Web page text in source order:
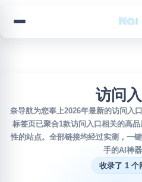
访问
奈导航为您奉上2026年最新的访问入
标签页已聚合1款访问入口相关的高
性的站点。全部链接均经过实测，一
手的AI神器
收录了 1 个